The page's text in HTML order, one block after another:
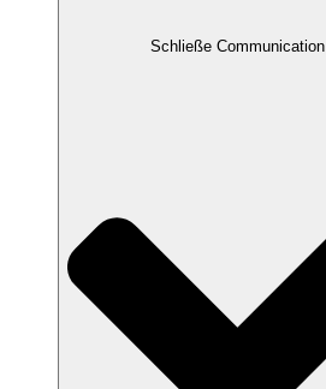
Schließe Communication